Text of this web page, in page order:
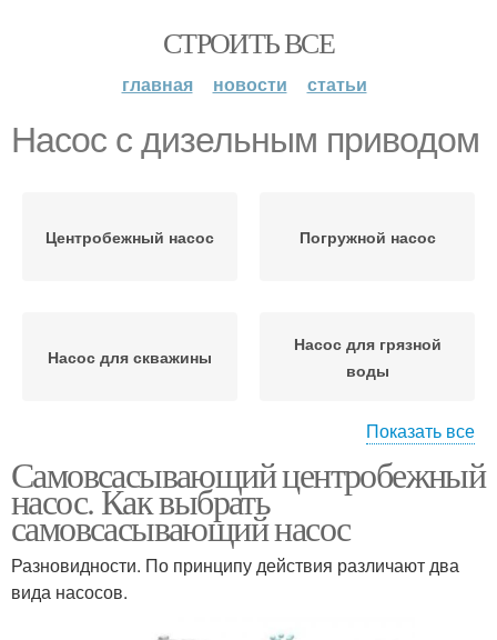
СТРОИТЬ ВСЕ
главная новости статьи
Насос с дизельным приводом
Центробежный насос Погружной насос
Насос для скважины
Насос для грязной
воды
Насос для воды
Показать все
Самовсасывающий центробежный
насос. Как выбрать
самовсасывающий насос
Разновидности. По принципу действия различают два
вида насосов.